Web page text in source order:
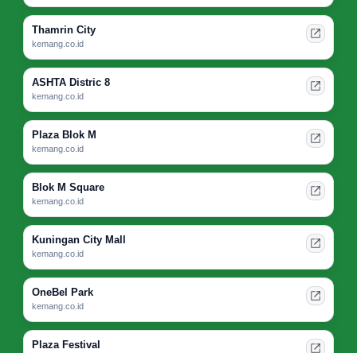
Thamrin City
kemang.co.id
ASHTA Distric 8
kemang.co.id
Plaza Blok M
kemang.co.id
Blok M Square
kemang.co.id
Kuningan City Mall
kemang.co.id
OneBel Park
kemang.co.id
Plaza Festival